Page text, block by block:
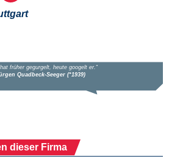
dieser Firma